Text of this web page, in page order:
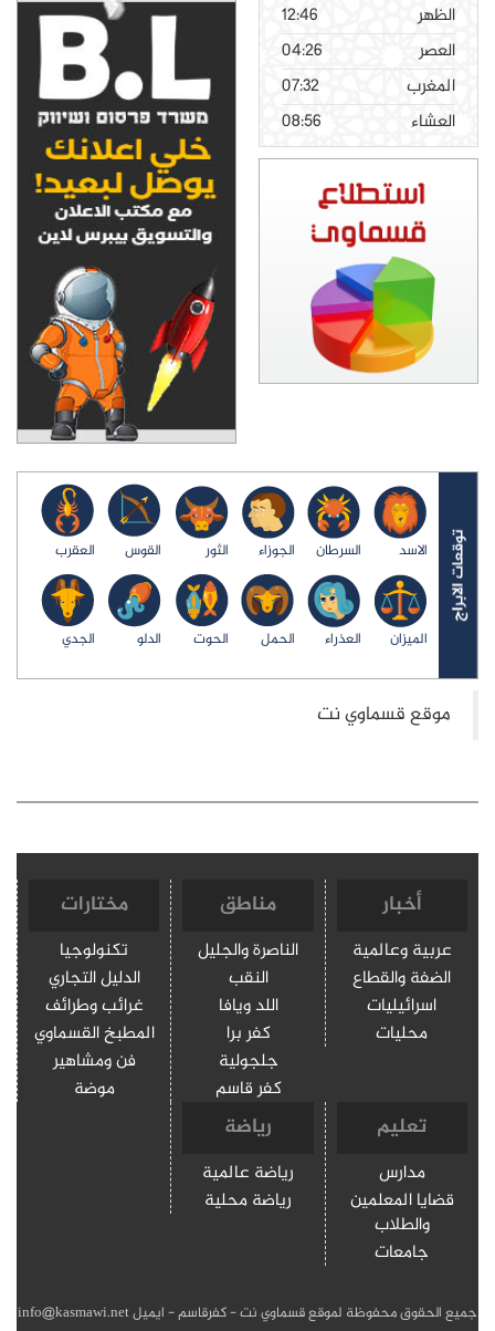
الظهر
12:46
العصر
04:26
المغرب
07:32
العشاء
08:56
الاسد السرطان الجوزاء الثور القوس العقرب
الميزان العذراء الحمل الحوت الدلو الجدي
أخبار
عربية وعالمية
الضفة والقطاع
اسرائيليات
محليات
مناطق
الناصرة والجليل
النقب
اللد ويافا
كفر برا
جلجولية
كفر قاسم
مختارات
تكنولوجيا
الدليل التجاري
غرائب وطرائف
المطبخ القسماوي
فن ومشاهير
موضة
تعليم
مدارس
قضايا المعلمين
والطلاب
جامعات
رياضة
رياضة عالمية
رياضة محلية
جميع الحقوق محفوظة لموقع قسماوي نت - كفرقاسم - ايميل info@kasmawi.net